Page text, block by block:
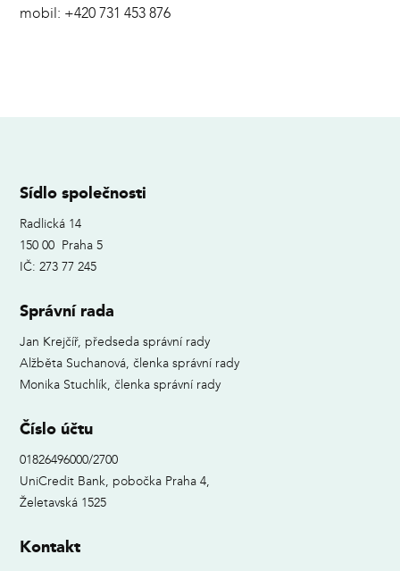
mobil: +420 731 453 876
Sídlo společnosti
Radlická 14
150 00 Praha 5
IČ: 273 77 245
Správní rada
Jan Krejčíř, předseda správní rady
Alžběta Suchanová, členka správní rady
Monika Stuchlík, členka správní rady
Číslo účtu
01826496000/2700
UniCredit Bank, pobočka Praha 4,
Želetavská 1525
Kontakt